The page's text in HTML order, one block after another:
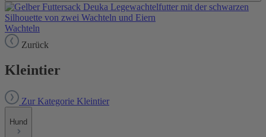
Wachteln
Zurück
Kleintier
Zur Kategorie Kleintier
Hund